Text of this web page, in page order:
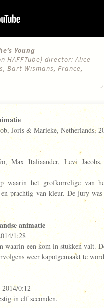
Young
HAFFTube) director: Alice
Bart Wismans, France,
Joris & Marieke, Netherlands,
Max Italiaander, Levi Jacobs,
waarin het grofkorrelige van
prachtig van kleur. De jury
animatie
1:28
een kom in stukken valt.
weer kapotgemaakt te
2014/0:12
in elf seconden.